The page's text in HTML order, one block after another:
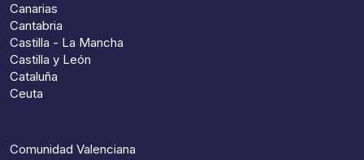
Canarias
Cantabria
Castilla - La Mancha
Castilla y León
Cataluña
Ceuta
Comunidad Valenciana